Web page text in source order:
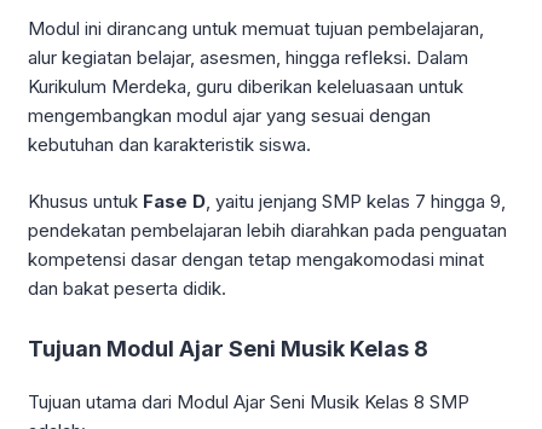
Modul ini dirancang untuk memuat tujuan pembelajaran,
alur kegiatan belajar, asesmen, hingga refleksi. Dalam
Kurikulum Merdeka, guru diberikan keleluasaan untuk
mengembangkan modul ajar yang sesuai dengan
kebutuhan dan karakteristik siswa.
Khusus untuk Fase D, yaitu jenjang SMP kelas 7 hingga 9,
pendekatan pembelajaran lebih diarahkan pada penguatan
kompetensi dasar dengan tetap mengakomodasi minat
dan bakat peserta didik.
Tujuan Modul Ajar Seni Musik Kelas 8
Tujuan utama dari Modul Ajar Seni Musik Kelas 8 SMP